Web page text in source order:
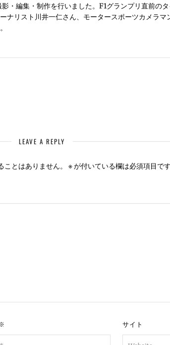
・編集・制作を行いました。F1グランプリ直前の
ナリスト川井一仁さん、モータースポーツカメラマ
LEAVE A REPLY
とはありません。 ※が付いている欄は必須項目です
サイト